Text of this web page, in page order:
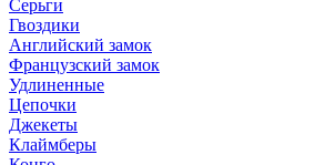
Серьги
Гвоздики
Английский замок
Французский замок
Удлиненные
Цепочки
Джекеты
Клаймберы